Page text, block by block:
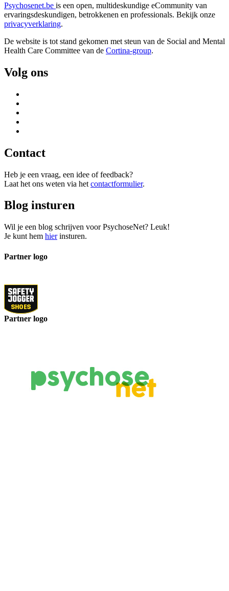
Psychosenet.be is een open, multideskundige eCommunity van
ervaringsdeskundigen, betrokkenen en professionals. Bekijk onze
privacyverklaring.
De website is tot stand gekomen met steun van de Social and Mental
Health Care Committee van de Cortina-group.
Volg ons
Contact
Heb je een vraag, een idee of feedback?
Laat het ons weten via het contactformulier.
Blog insturen
Wil je een blog schrijven voor PsychoseNet? Leuk!
Je kunt hem hierinsturen.
Partner logo
Partner logo